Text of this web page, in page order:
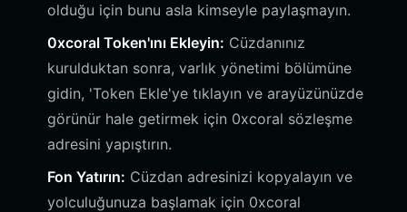
olduğu için bunu asla kimseyle paylaşmayın.
0xcoral Token'ını Ekleyin: Cüzdanınız
kurulduktan sonra, varlık yönetimi bölümüne
gidin, 'Token Ekle'ye tıklayın ve arayüzünüzde
görünür hale getirmek için 0xcoral sözleşme
adresini yapıştırın.
Fon Yatırın: Cüzdan adresinizi kopyalayın ve
yolculuğunuza başlamak için 0xcoral